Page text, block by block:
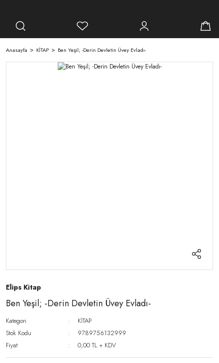
Anasayfa KİTAP Ben Yeşil; -Derin Devletin Üvey Evladı-
Elips Kitap
Ben Yeşil; -Derin Devletin Üvey Evladı-
Kategori
KİTAP
Stok Kodu
9789756132999
Fiyat
0,00 TL + KDV